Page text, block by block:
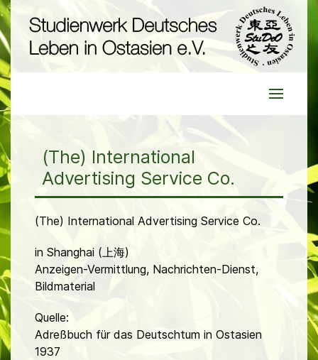
(The) International
Advertising Service Co.
(The) International Advertising Service Co.
in Shanghai (上海)
Anzeigen-Vermittlung, Nachrichten-Dienst,
Bildmaterial
Quelle:
Adreßbuch für das Deutschtum in Ostasien
1937